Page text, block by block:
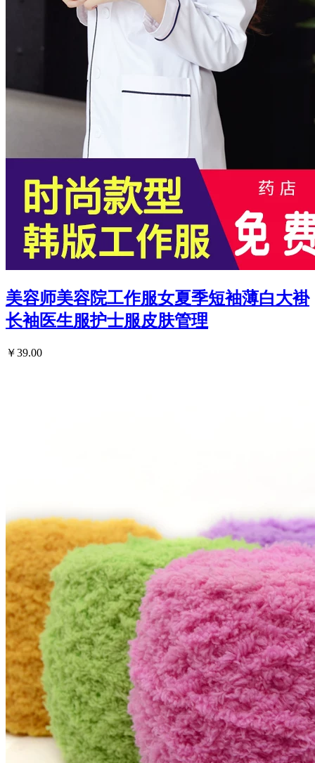
美容师美容院工作服女夏季短袖薄白大褂
长袖医生服护士服皮肤管理
￥39.00